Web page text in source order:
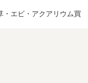
エビ・アクアリウム買